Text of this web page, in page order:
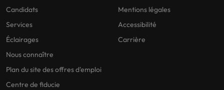
Candidats
Services
Éclairages
Nous connaître
Plan du site des offres d'emploi
Centre de fiducie
Mentions légales
Accessibilité
Carrière